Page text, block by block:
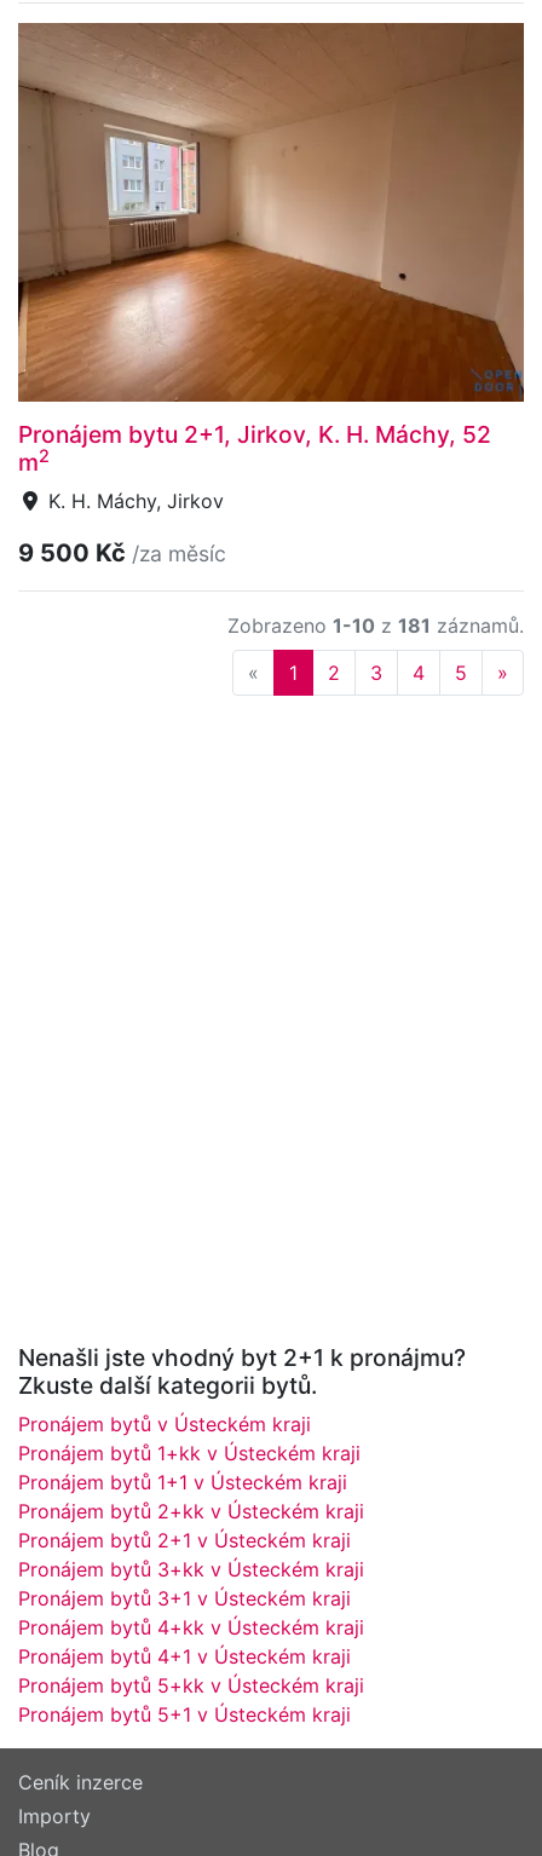
Pronájem bytu 2+1, Jirkov, K. H. Máchy, 52
m2
K. H. Máchy, Jirkov
9 500 Kč /za měsíc
Zobrazeno 1-10 z 181 záznamů.
« Previous
1 2 3 4 5 »
Nenašli jste vhodný byt 2+1 k pronájmu?
Zkuste další kategorii bytů.
Pronájem bytů v Ústeckém kraji
Pronájem bytů 1+kk v Ústeckém kraji
Pronájem bytů 1+1 v Ústeckém kraji
Pronájem bytů 2+kk v Ústeckém kraji
Pronájem bytů 2+1 v Ústeckém kraji
Pronájem bytů 3+kk v Ústeckém kraji
Pronájem bytů 3+1 v Ústeckém kraji
Pronájem bytů 4+kk v Ústeckém kraji
Pronájem bytů 4+1 v Ústeckém kraji
Pronájem bytů 5+kk v Ústeckém kraji
Pronájem bytů 5+1 v Ústeckém kraji
Ceník inzerce
Importy
Blog